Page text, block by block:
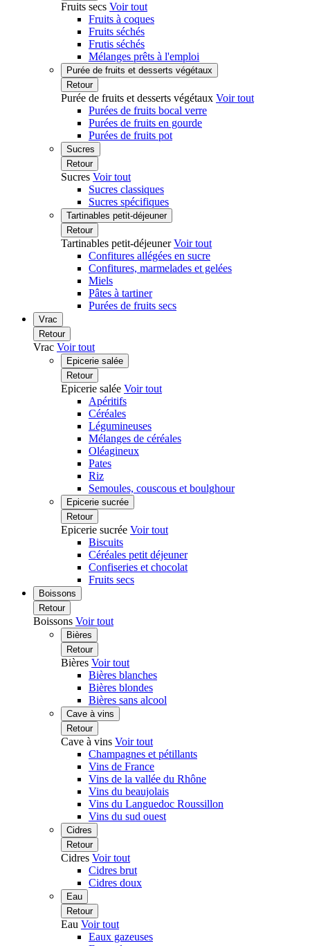
Fruits secs Voir tout
Fruits à coques
Fruits séchés
Frutis séchés
Mélanges prêts à l'emploi
Purée de fruits et desserts végétaux
Retour
Purée de fruits et desserts végétaux Voir tout
Purées de fruits bocal verre
Purées de fruits en gourde
Purées de fruits pot
Sucres
Retour
Sucres Voir tout
Sucres classiques
Sucres spécifiques
Tartinables petit-déjeuner
Retour
Tartinables petit-déjeunerVoir tout
Confitures allégées en sucre
Confitures, marmelades et gelées
Miels
Pâtes à tartiner
Purées de fruits secs
Vrac
Retour
Vrac Voir tout
Epicerie salée
Retour
Epicerie salée Voir tout
Apéritifs
Céréales
Légumineuses
Mélanges de céréales
Oléagineux
Pates
Riz
Semoules, couscous et boulghour
Epicerie sucrée
Retour
Epicerie sucrée Voir tout
Biscuits
Céréales petit déjeuner
Confiseries et chocolat
Fruits secs
Boissons
Retour
Boissons Voir tout
Bières
Retour
Bières Voir tout
Bières blanches
Bières blondes
Bières sans alcool
Cave à vins
Retour
Cave à vins Voir tout
Champagnes et pétillants
Vins de France
Vins de la vallée du Rhône
Vins du beaujolais
Vins du Languedoc Roussillon
Vins du sud ouest
Cidres
Retour
Cidres Voir tout
Cidres brut
Cidres doux
Eau
Retour
Eau Voir tout
Eaux gazeuses